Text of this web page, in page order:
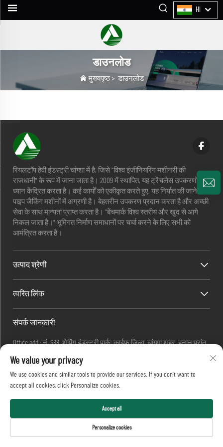
HI
डाउनलोड
मुख्यपृष्ठ> डाउनलोड
रियलटॉप हेवी इंडस्ट्री चांग्शा में है, जिसे "विश्व इंजीनियरिंग मशीनरी की
राजधानी" के रूप में जाना जाता है। 2009 में स्थापित, यह ट्रेंचलेस उपकरणों पर
ध्यान केंद्रित करता है। कई कार्यों को एकीकृत करते हुए, यह निर्यात की जाने वाली
पाइप जैकिंग मशीनों में अग्रणी है। बेहतरीन उपकरण प्रदान करता है और अच्छी
सेवा के साथ मान्यता प्राप्त करता है। "बेंचमार्क विश्व स्तरीय और खुद से आगे
निकल जाता है।" भूमिगत निर्माण समाधानों पर चर्चा करने के लिए सभी को
आमंत्रित करता है।
उत्पाद श्रेणी
त्वरित लिंक
संपर्क जानकारी
Office add : नं. 688, शेपिंग इंडस्ट्री पार्क, काईफू जिला, चांग्शा शहर, हुनान प्रांत,
चीन।
फ़ोन :
+86-13873199039
We value your privacy
We use cookies and similar tools to provide our services. If you don't want to
accept all cookies, click Personalize cookies.
Personalize cookies
Accept all